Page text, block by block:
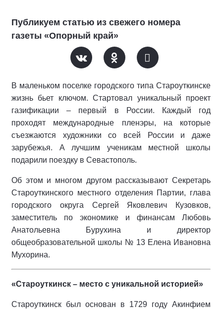
Публикуем статью из свежего номера
газеты «Опорный край»
В маленьком поселке городского типа Староуткинске
жизнь бьет ключом. Стартовал уникальный проект
газификации – первый в России. Каждый год
проходят международные пленэры, на которые
съезжаются художники со всей России и даже
зарубежья. А лучшим ученикам местной школы
подарили поездку в Севастополь.
Об этом и многом другом рассказывают Секретарь
Староуткинского местного отделения Партии, глава
городского округа Сергей Яковлевич Кузовков,
заместитель по экономике и финансам Любовь
Анатольевна Бурухина и директор
общеобразовательной школы № 13 Елена Ива­новна
Мухорина.
«Староуткинск – место с уникальной историей»
Староуткинск был основан в 1729 году Акинфием